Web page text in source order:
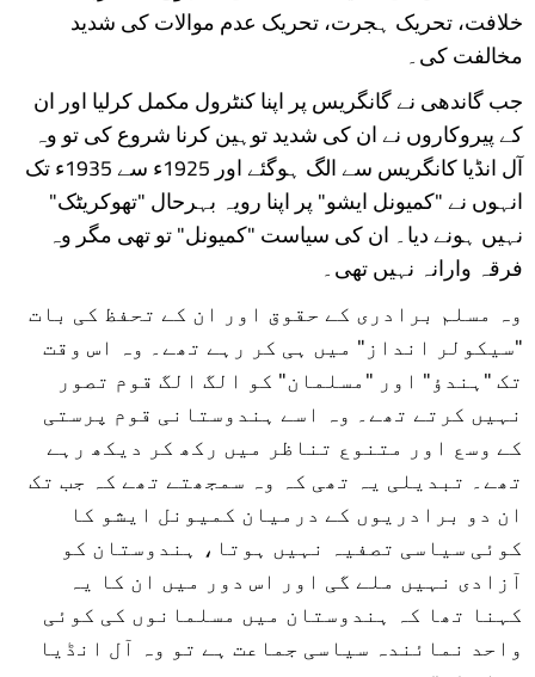
خلافت، تحریک ہجرت، تحریک عدم موالات کی شدید
مخالفت کی۔
جب گاندھی نے گانگریس پر اپنا کنٹرول مکمل کرلیا اور ان
کے پیروکاروں نے ان کی شدید توہین کرنا شروع کی تو وہ
آل انڈیا کانگریس سے الگ ہوگئے اور 1925ء سے 1935ء تک
انہوں نے "کمیونل ایشو" پر اپنا رویہ بہرحال "تھوکریٹک"
نہیں ہونے دیا۔ ان کی سیاست "کمیونل" تو تھی مگر وہ
فرقہ وارانہ نہیں تھی۔
وہ مسلم برادری کے حقوق اور ان کے تحفظ کی بات
"سیکولر انداز" میں ہی کر رہے تھے۔ وہ اس وقت
تک "ہندؤ" اور "مسلمان" کو الگ الگ قوم تصور
نہیں کرتے تھے۔ وہ اسے ہندوستانی قوم پرستی
کے وسع اور متنوع تناظر میں رکھ کر دیکھ رہے
تھے۔ تبدیلی یہ تھی کہ وہ سمجھتے تھے کہ جب تک
ان دو برادریوں کے درمیان کمیونل ایشو کا
کوئی سیاسی تصفیہ نہیں ہوتا، ہندوستان کو
آزادی نہیں ملے گی اور اس دور میں ان کا یہ
کہنا تھا کہ ہندوستان میں مسلمانوں کی کوئی
واحد نمائندہ سیاسی جماعت ہے تو وہ آل انڈیا